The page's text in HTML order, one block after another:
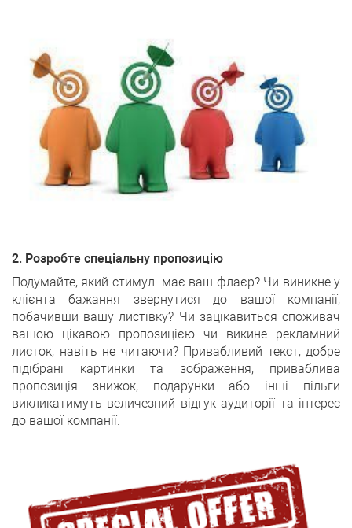
2. Розробте спеціальну пропозицію
Подумайте, який стимул має ваш флаєр? Чи виникне у
клієнта бажання звернутися до вашої компанії,
побачивши вашу листівку? Чи зацікавиться споживач
вашою цікавою пропозицією чи викине рекламний
листок, навіть не читаючи? Привабливий текст, добре
підібрані картинки та зображення, приваблива
пропозиція знижок, подарунки або інші пільги
викликатимуть величезний відгук аудиторії та інтерес
до вашої компанії.